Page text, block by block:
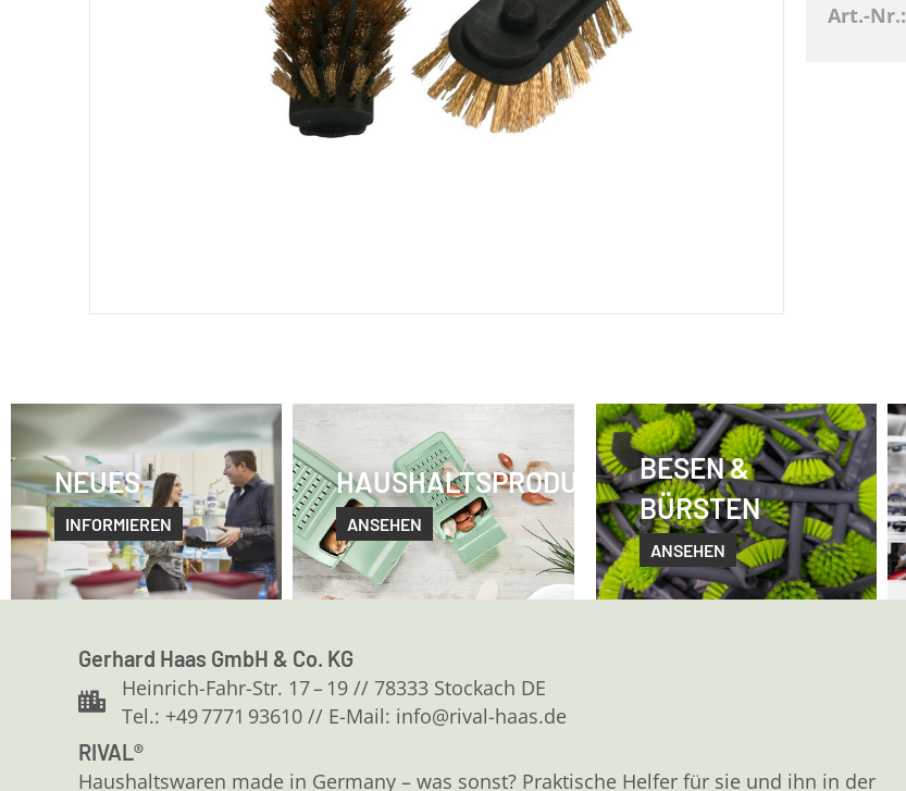
Art.-Nr.:
NEUES
INFORMIEREN
HAUSHALTSPRODUKTE
ANSEHEN
BESEN &
BÜRSTEN
ANSEHEN
Gerhard Haas GmbH & Co. KG
Heinrich-Fahr-Str. 17 – 19 // 78333 Stockach DE
Tel.: +49 7771 93610 // E-Mail: info@rival-haas.de
RIVAL®
Haushaltswaren made in Germany – was sonst? Praktische Helfer für sie und ihn in der